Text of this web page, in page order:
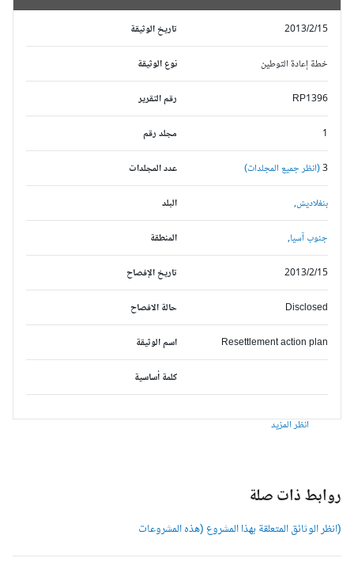
تاريخ الوثيقة 2013/2/15
نوع الوثيقة خطة إعادة التوطين
رقم التقرير RP1396
مجلد رقم
عدد المجلدات (انظر جميع المجلدات)
البلد بنغلاديش,
المنطقة جنوب آسيا,
تاريخ الإفصاح 2013/2/15
حالة الافصاح Disclosed
اسم الوثيقة Resettlement action plan
كلمة أساسية
انظر المزيد
روابط ذات صلة
(انظر الوثائق المتعلقة بهذا المشروع (هذه المشروعات